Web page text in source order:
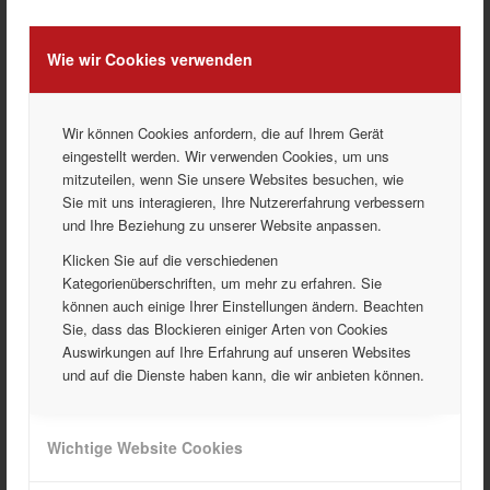
Wie wir Cookies verwenden
Wir können Cookies anfordern, die auf Ihrem Gerät
eingestellt werden. Wir verwenden Cookies, um uns
mitzuteilen, wenn Sie unsere Websites besuchen, wie
Sie mit uns interagieren, Ihre Nutzererfahrung verbessern
und Ihre Beziehung zu unserer Website anpassen.
Klicken Sie auf die verschiedenen
Kategorienüberschriften, um mehr zu erfahren. Sie
können auch einige Ihrer Einstellungen ändern. Beachten
Sie, dass das Blockieren einiger Arten von Cookies
Auswirkungen auf Ihre Erfahrung auf unseren Websites
und auf die Dienste haben kann, die wir anbieten können.
Wichtige Website Cookies
Drehmoment verleiht dem Honda e einen kraftvollen Antritt; den
Vernetzte Dienste und künstliche Intelligenz
Die vernetzten Dienste und Anwendungen können über den
Touchscreen aufgerufen und auch per Sprachsteuerung aktiviert
werden. Dafür steht der Honda Personal Assistant zur Verfügung
– ein intuitiver Sprachassistent mit künstlicher Intelligenz (KI),
der mit einem ausgereiften Kontextverständnis möglichst
natürliche Unterhaltungen ermöglicht und Zugriff auf verschiedene
Online-Services gewährt.
Der Honda Personal Assistant wird mit den Worten „OK Honda“
aktiviert, danach kann die eigentliche Frage oder Anweisung
erfolgen. Durch maschinelles Lernen ist die Technologie in der
geben.